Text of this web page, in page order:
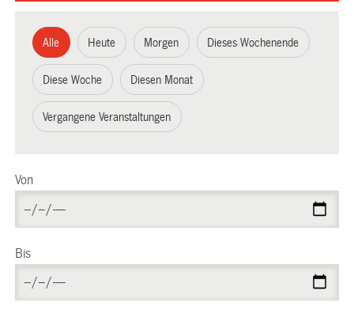
Alle Heute Morgen Dieses Wochenende
Diese Woche Diesen Monat
Vergangene Veranstaltungen
Von
Bis